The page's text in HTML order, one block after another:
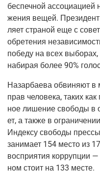
бес­печ­ной ассо­ци­а­ци­ей
же­ния вещей.
ля­ет стра­ной еще с
обре­те­ния
побе­ду на всех
наби­рая более 90%
Назар­ба­е­ва обви­ня­ют в
прав чело­ве­ка, таких
ное лише­ние сво­бо­ды в
ет, а так­же в
Индек­су сво­бо­ды
зани­ма­ет 154 место из
вос­при­я­тия кор­руп­ции
ном сто­ит на 133 месте.